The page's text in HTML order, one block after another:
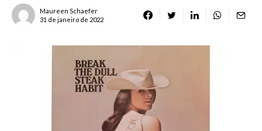
Maureen Schaefer
31 de janeiro de 2022